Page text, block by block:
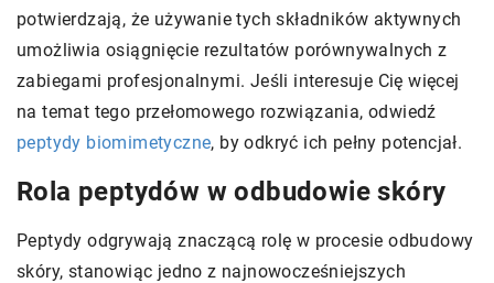
potwierdzają, że używanie tych składników aktywnych
umożliwia osiągnięcie rezultatów porównywalnych z
zabiegami profesjonalnymi. Jeśli interesuje Cię więcej
na temat tego przełomowego rozwiązania, odwiedź
peptydy biomimetyczne, by odkryć ich pełny potencjał.
Rola peptydów w odbudowie skóry
Peptydy odgrywają znaczącą rolę w procesie odbudowy
skóry, stanowiąc jedno z najnowocześniejszych